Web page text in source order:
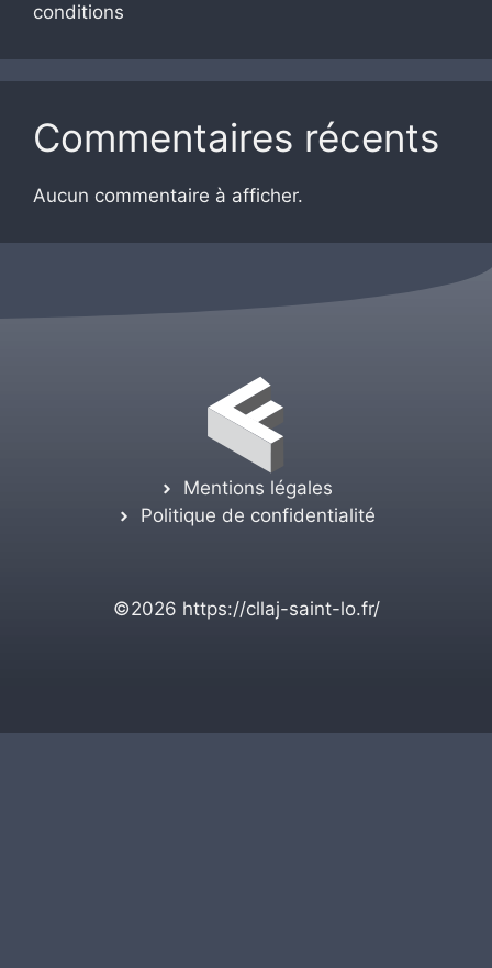
conditions
Commentaires récents
Aucun commentaire à afficher.
Mentions légales
Politique de confidentialité
©2026 https://cllaj-saint-lo.fr/